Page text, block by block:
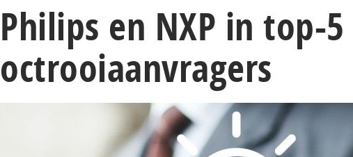
Philips en NXP in top-5
octrooiaanvragers